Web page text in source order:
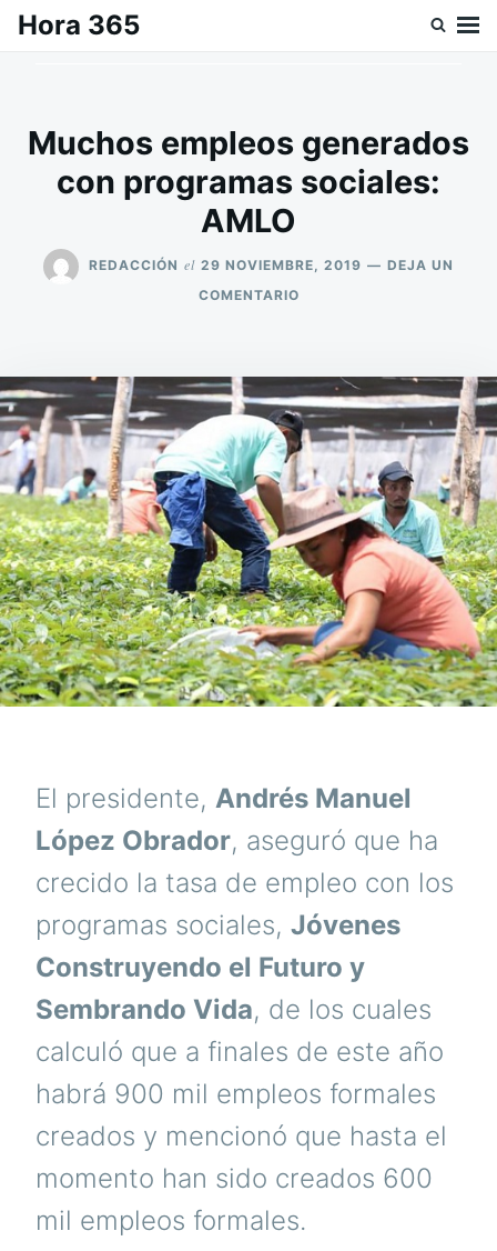
SaltarBuscar:
Hora 365
Muchos empleos generados
con programas sociales:
AMLO
REDACCIÓN el 29 NOVIEMBRE, 2019
DEJA UN
COMENTARIOEN
CON
PROGRAMAS
SOCIALES:
AMLO
El presidente, Andrés Manuel
López Obrador, aseguró que ha
crecido la tasa de empleo con los
programas sociales, Jóvenes
Construyendo el Futuro y
Sembrando Vida, de los cuales
calculó que a finales de este año
habrá 900 mil empleos formales
creados y mencionó que hasta el
momento han sido creados 600
mil empleos formales.